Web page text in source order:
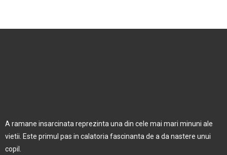
A ramane insarcinata reprezinta una din cele mai mari minuni ale
vietii. Este primul pas in calatoria fascinanta de a da nastere unui
copil.